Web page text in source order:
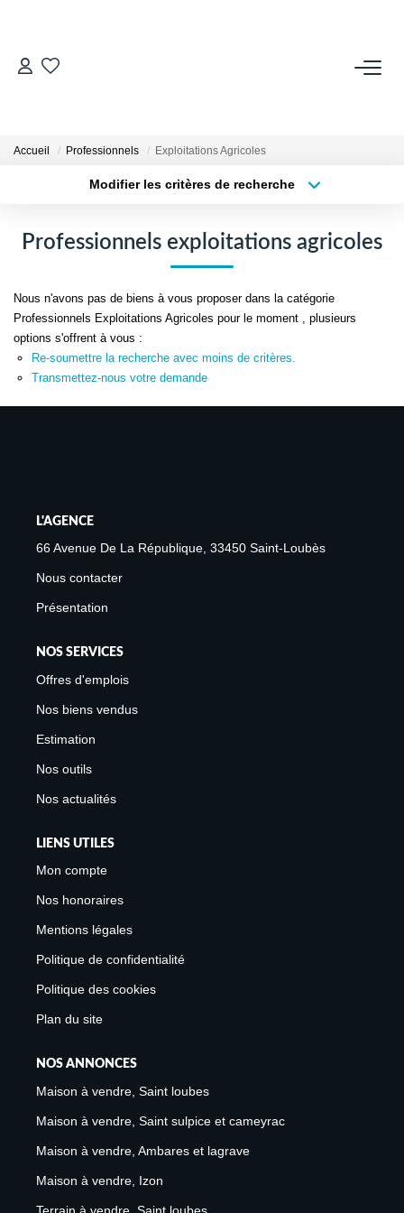
Estimer
Honoraires
Biens Vendus
GESTION LOCATIVE
Honoraires
Avis Clients
À La Vente
Présentation De L'agence
Accueil Professionnels Exploitations Agricoles
Modifier les critères de recherche
Type de bien
Créer une alerte
Professionnels exploitations agricoles
Nous n'avons pas de biens à vous proposer dans la catégorie
Professionnels Exploitations Agricoles pour le moment , plusieurs
options s'offrent à vous :
Re-soumettre la recherche avec moins de critères.
Transmettez-nous votre demande
L'AGENCE
66 Avenue De La République, 33450 Saint-Loubès
Nous contacter
Présentation
NOS SERVICES
Offres d'emplois
Nos biens vendus
Estimation
Nos outils
Nos actualités
LIENS UTILES
Mon compte
Nos honoraires
Mentions légales
Politique de confidentialité
Politique des cookies
Plan du site
NOS ANNONCES
Maison à vendre, Saint loubes
Maison à vendre, Saint sulpice et cameyrac
Maison à vendre, Ambares et lagrave
Maison à vendre, Izon
Terrain à vendre, Saint loubes